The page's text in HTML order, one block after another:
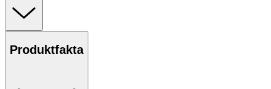
Produktfakta